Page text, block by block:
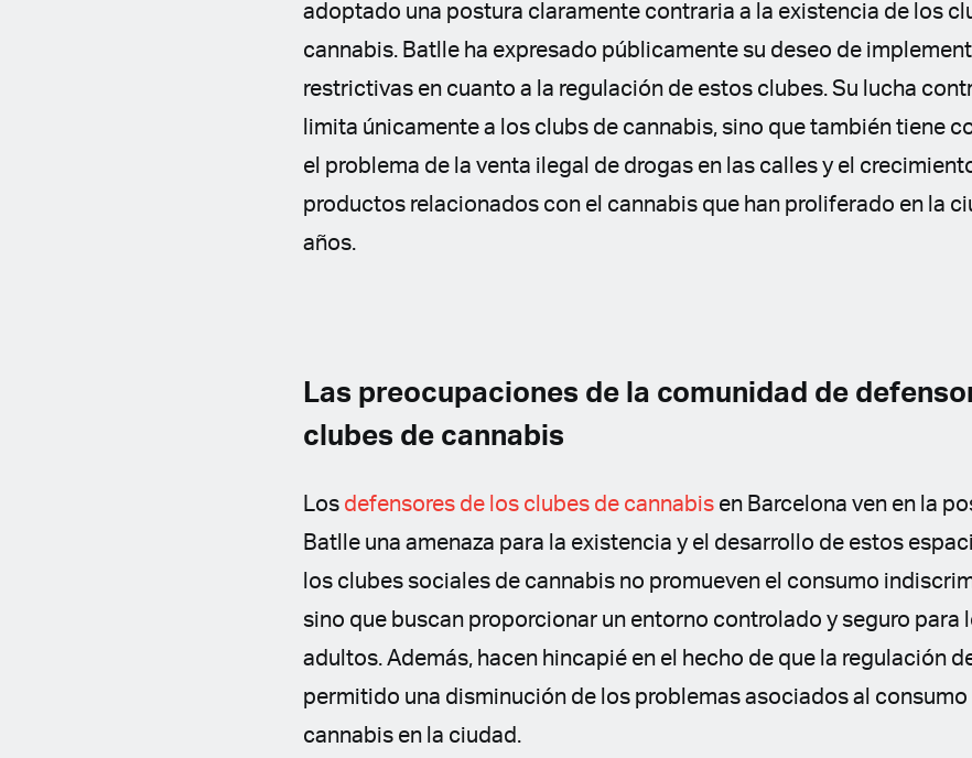
adoptado una postura claramente contraria a la existencia de los
cannabis. Batlle ha expresado públicamente su deseo de
restrictivas en cuanto a la regulación de estos clubes. Su lucha
limita únicamente a los clubs de cannabis, sino que también tiene
el problema de la venta ilegal de drogas en las calles y el
productos relacionados con el cannabis que han proliferado en la
años.
Las preocupaciones de la comunidad de
clubes de cannabis
Los defensores de los clubes de cannabis en Barcelona ven en la
Batlle una amenaza para la existencia y el desarrollo de estos
los clubes sociales de cannabis no promueven el consumo
sino que buscan proporcionar un entorno controlado y seguro para
adultos. Además, hacen hincapié en el hecho de que la regulación
permitido una disminución de los problemas asociados al
cannabis en la ciudad.